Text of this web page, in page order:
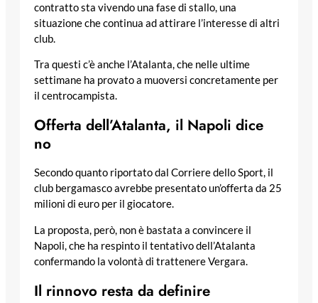
contratto sta vivendo una fase di stallo, una
situazione che continua ad attirare l’interesse di altri
club.
Tra questi c’è anche l’Atalanta, che nelle ultime
settimane ha provato a muoversi concretamente per
il centrocampista.
Offerta dell’Atalanta, il Napoli dice
no
Secondo quanto riportato dal Corriere dello Sport, il
club bergamasco avrebbe presentato un’offerta da 25
milioni di euro per il giocatore.
La proposta, però, non è bastata a convincere il
Napoli, che ha respinto il tentativo dell’Atalanta
confermando la volontà di trattenere Vergara.
Il rinnovo resta da definire